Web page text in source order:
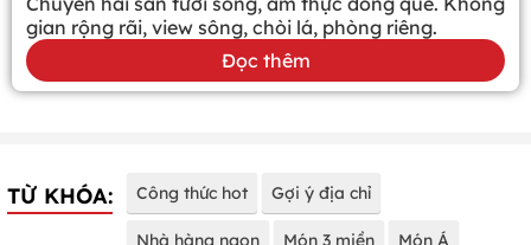
gian rộng rãi, view sông, chòi lá, phòng riêng.
Đọc thêm
TỪ KHÓA: Công thức hot Gợi ý địa chỉ
Nhà hàng ngon Món 3 miền Món Á